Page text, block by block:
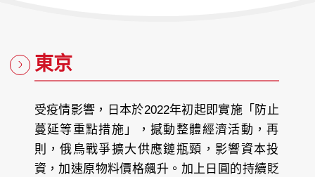
東京
受疫情影響，日本於2022年初起即實施「防止
蔓延等重點措施」，撼動整體經濟活動，再
則，俄烏戰爭擴大供應鏈瓶頸，影響資本投
資，加速原物料價格飆升。加上日圓的持續貶